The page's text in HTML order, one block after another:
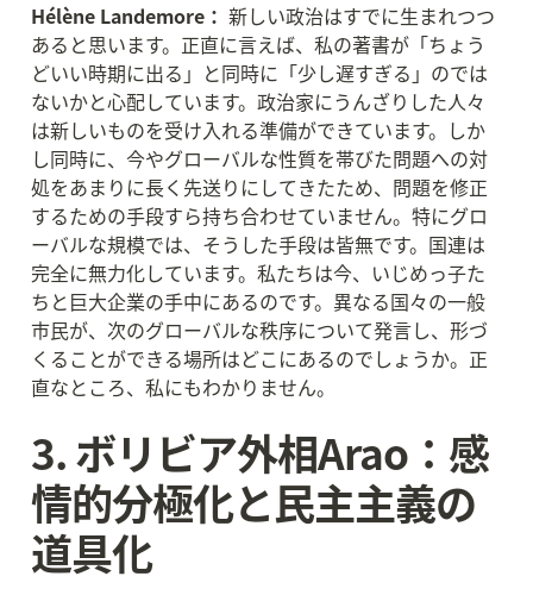
Hélène Landemore： 新しい政治はすでに生まれつつ
あると思います。正直に言えば、私の著書が「ちょう
どいい時期に出る」と同時に「少し遅すぎる」のでは
ないかと心配しています。政治家にうんざりした人々
は新しいものを受け入れる準備ができています。しか
し同時に、今やグローバルな性質を帯びた問題への対
処をあまりに長く先送りにしてきたため、問題を修正
するための手段すら持ち合わせていません。特にグロ
ーバルな規模では、そうした手段は皆無です。国連は
完全に無力化しています。私たちは今、いじめっ子た
ちと巨大企業の手中にあるのです。異なる国々の一般
市民が、次のグローバルな秩序について発言し、形づ
くることができる場所はどこにあるのでしょうか。正
直なところ、私にもわかりません。
3. ボリビア外相Arao：感
情的分極化と民主主義の
道具化